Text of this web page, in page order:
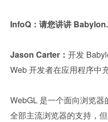
InfoQ：请您讲讲
Jason Carter： 开发
Web 开发者在应用程序中
WebGL 是一个面向浏览
全部主流浏览器的支持，